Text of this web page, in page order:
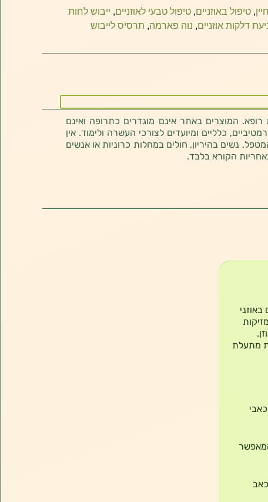
, טיפול באוזניים, טיפול טבעי לאוזניים, ייבוש לחות
דלקות אוזניים, נוה פארמה, תרסיס לייבוש
המוצרים באתר אינם מוגדרים כתרופה ואינם
כלליים ומיועדים לצורכי העשרה ולימוד. אין
נשים בהיריון, חולים במחלות כרוניות או אנשים
הקורא בלבד.
מתעלת
המאפשר